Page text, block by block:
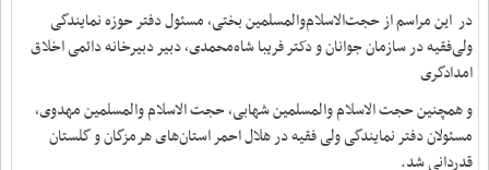
در این مراسم از حجت‌الاسلام‌والمسلمین بختی، مسئول دفتر حوزه نمایندگی
ولی‌فقیه در سازمان جوانان و دکتر فریبا شاه‌محمدی، دبیر دبیرخانه دائمی اخلاق
امدادگری
و همچنین حجت الاسلام والمسلمین شهابی، حجت الاسلام والمسلمین مهدوی،
مسئولان دفتر نمایندگی ولی فقیه در هلال احمر استان‌های هرمزگان و گلستان
قدردانی شد.